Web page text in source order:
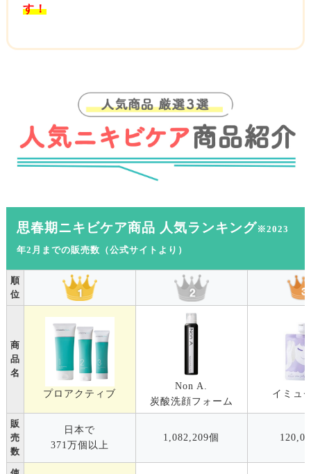
す！
思春期ニキビケア商品 人気ランキング※2023
年2月までの販売数（公式サイトより）
順
位
商
品
名
プロアクティブ
Non A.
炭酸洗顔フォーム
イミュ
販
売
数
日本で
371万個以上
1,082,209個